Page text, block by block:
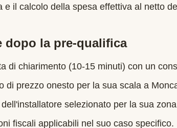
e il calcolo della spesa effettiva al netto
dopo la pre-qualifica
di chiarimento (10-15 minuti) con un
di prezzo onesto per la sua scala a
selezionato per la sua
fiscali applicabili nel suo caso specifico.